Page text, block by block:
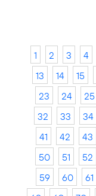
1 2 3 4
13
14 15
23
24 25
32
33 34
41
42 43
50
51 52
59
60 61